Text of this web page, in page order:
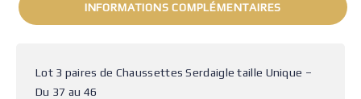
INFORMATIONS COMPLÉMENTAIRES
Lot 3 paires de Chaussettes Serdaigle taille Unique –
Du 37 au 46